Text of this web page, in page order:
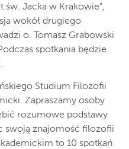
św. Jacka w Krakowie”,
wokół drugiego
o. Tomasz Grabowski
spotkania będzie
Studium Filozofii
Zapraszamy osoby
rozumowe podstawy
swoją znajomość filozofii
to 10 spotkań